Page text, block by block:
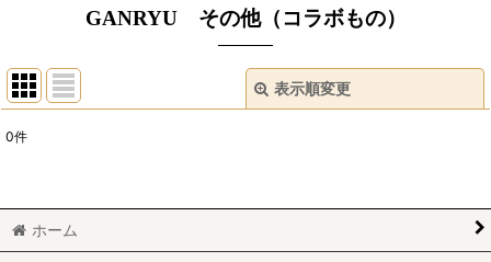
GANRYU その他（コラボもの）
表示順変更
表示数:
0件
ホーム